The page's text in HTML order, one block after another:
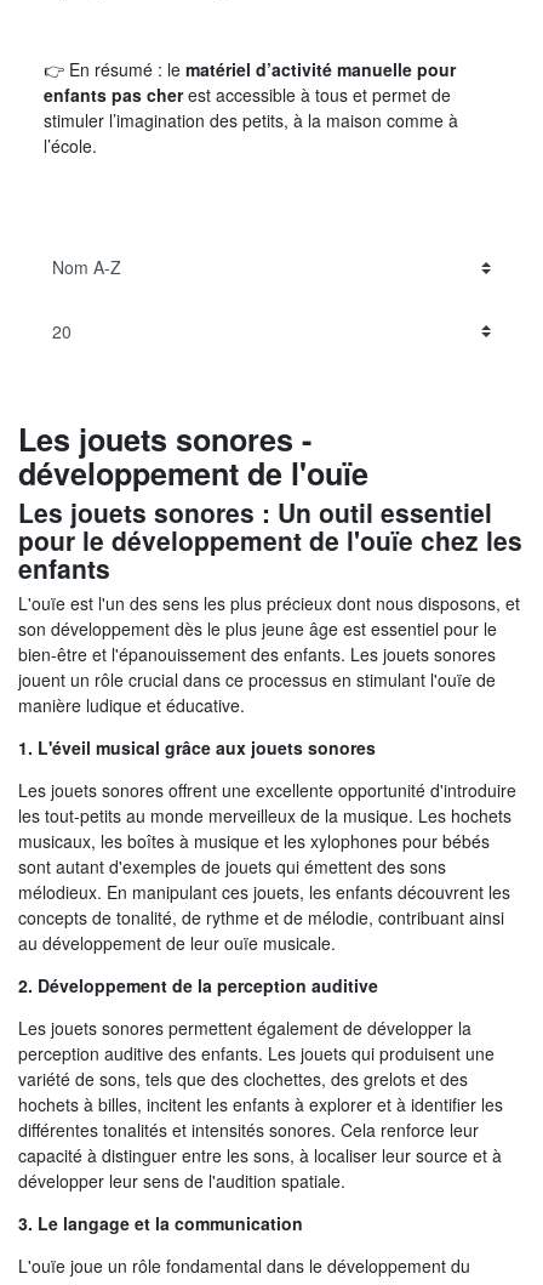
👉 En résumé : le matériel d’activité manuelle pour
enfants pas cherest accessible à tous et permet de
stimuler l’imagination des petits, à la maison comme à
l’école.
Les jouets sonores -
développement de l'ouïe
Les jouets sonores : Un outil essentiel
pour le développement de l'ouïe chez les
enfants
L'ouïe est l'un des sens les plus précieux dont nous disposons, et
son développement dès le plus jeune âge est essentiel pour le
bien-être et l'épanouissement des enfants. Les jouets sonores
jouent un rôle crucial dans ce processus en stimulant l'ouïe de
manière ludique et éducative.
1. L'éveil musical grâce aux jouets sonores
Les jouets sonores offrent une excellente opportunité d'introduire
les tout-petits au monde merveilleux de la musique. Les hochets
musicaux, les boîtes à musique et les xylophones pour bébés
sont autant d'exemples de jouets qui émettent des sons
mélodieux. En manipulant ces jouets, les enfants découvrent les
concepts de tonalité, de rythme et de mélodie, contribuant ainsi
au développement de leur ouïe musicale.
2. Développement de la perception auditive
Les jouets sonores permettent également de développer la
perception auditive des enfants. Les jouets qui produisent une
variété de sons, tels que des clochettes, des grelots et des
hochets à billes, incitent les enfants à explorer et à identifier les
différentes tonalités et intensités sonores. Cela renforce leur
capacité à distinguer entre les sons, à localiser leur source et à
développer leur sens de l'audition spatiale.
3. Le langage et la communication
L'ouïe joue un rôle fondamental dans le développement du